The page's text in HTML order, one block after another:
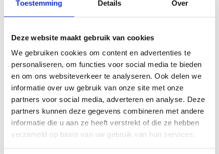
Toestemming Details Over
Deze website maakt gebruik van cookies
We gebruiken cookies om content en advertenties te
personaliseren, om functies voor social media te bieden
en om ons websiteverkeer te analyseren. Ook delen we
informatie over uw gebruik van onze site met onze
partners voor social media, adverteren en analyse. Deze
partners kunnen deze gegevens combineren met andere
informatie die u aan ze heeft verstrekt of die ze hebben
verzameld op basis van uw gebruik van hun services.
Enkel cijfers